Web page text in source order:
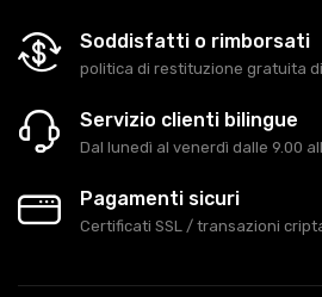
Soddisfatti o rimborsati
politica di restituzione gratuita
Servizio clienti bilingue
Dal lunedì al venerdì dalle 9.00
Pagamenti sicuri
Certificati SSL / transazioni